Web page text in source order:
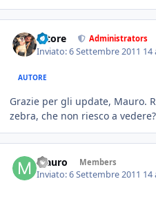
tatore Administrators
Inviato:6 Settembre 2011 14
AUTORE
Grazie per gli update, Mauro.
zebra, che non riesco a
Mauro Members
Inviato:6 Settembre 2011 14